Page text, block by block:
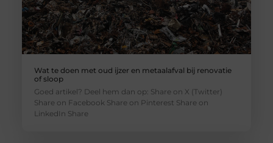
Wat te doen met oud ijzer en metaalafval bij renovatie
of sloop
Goed artikel? Deel hem dan op: Share on X (Twitter)
Share on Facebook Share on Pinterest Share on
LinkedIn Share